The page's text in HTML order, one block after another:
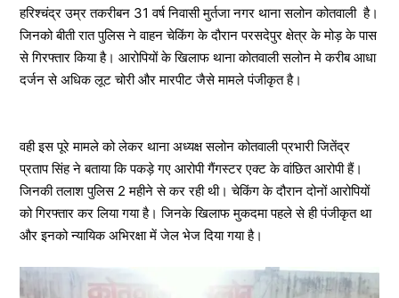
हरिश्चंद्र उम्र तकरीबन 31 वर्ष निवासी मुर्तजा नगर थाना सलोन कोतवाली है।
जिनको बीती रात पुलिस ने वाहन चेकिंग के दौरान परसदेपुर क्षेत्र के मोड़ के पास
से गिरफ्तार किया है। आरोपियों के खिलाफ थाना कोतवाली सलोन मे करीब आधा
दर्जन से अधिक लूट चोरी और मारपीट जैसे मामले पंजीकृत है।
वही इस पूरे मामले को लेकर थाना अध्यक्ष सलोन कोतवाली प्रभारी जितेंद्र
प्रताप सिंह ने बताया कि पकड़े गए आरोपी गैंगस्टर एक्ट के वांछित आरोपी हैं।
जिनकी तलाश पुलिस 2 महीने से कर रही थी। चेकिंग के दौरान दोनों आरोपियों
को गिरफ्तार कर लिया गया है। जिनके खिलाफ मुकदमा पहले से ही पंजीकृत था
और इनको न्यायिक अभिरक्षा में जेल भेज दिया गया है।